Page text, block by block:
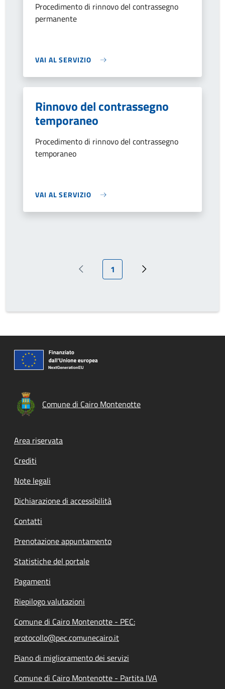
Procedimento di rinnovo del contrassegno
permanente
VAI AL SERVIZIO
Rinnovo del contrassegno
temporaneo
Procedimento di rinnovo del contrassegno
temporaneo
VAI AL SERVIZIO
Pagina precedente
Pagina attuale
1 Prossima pagina
Comune di Cairo Montenotte
Footer menu
Area riservata
Crediti
Note legali
Dichiarazione di accessibilità
Contatti
Prenotazione appuntamento
Statistiche del portale
Pagamenti
Riepilogo valutazioni
Comune di Cairo Montenotte - PEC:
protocollo@pec.comunecairo.it
Piano di miglioramento dei servizi
Comune di Cairo Montenotte - Partita IVA